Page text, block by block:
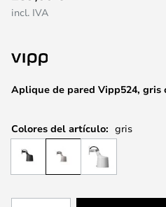
comienzo
la
galería
deAplique de pared Vipp524, gris
incl. IVA
Colores del artículo: gris